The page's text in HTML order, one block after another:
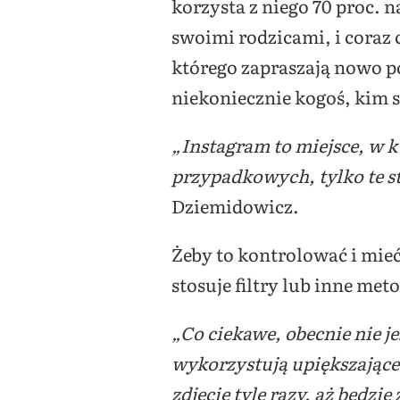
swoimi rodzicami, i coraz
którego zapraszają nowo
niekoniecznie kogoś, kim
„Instagram to miejsce, w
przypadkowych, tylko te
Dziemidowicz.
Żeby to kontrolować i
stosuje filtry lub inne
„Co ciekawe, obecnie nie
wykorzystują
zdjęcie tyle razy, aż